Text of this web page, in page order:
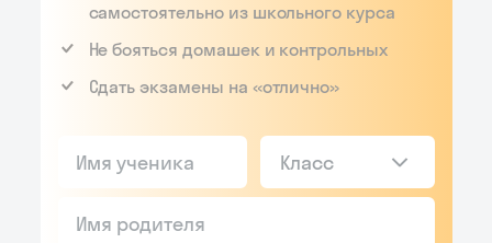
самостоятельно из школьного курса
Не бояться домашек и контрольных
Сдать экзамены на «отлично»
Класс